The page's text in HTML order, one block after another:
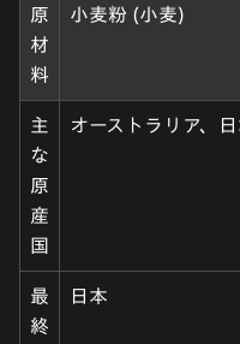
原
材
料
小麦粉 (小麦)
主
な
原
産
国
オーストラリア、
最
終
日本